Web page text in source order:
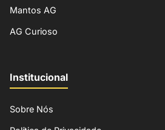
Mantos AG
AG Curioso
Institucional
Sobre Nós